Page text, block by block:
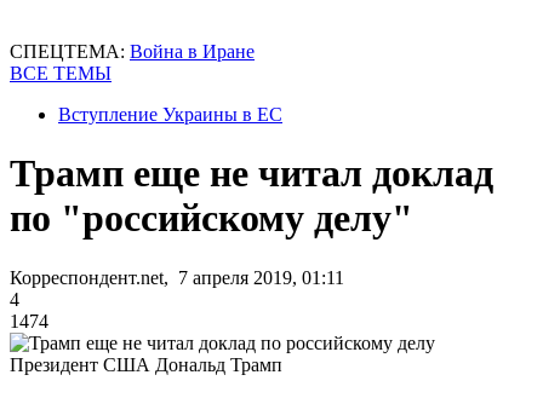
СПЕЦТЕМА: Война в Иране
ВСЕ ТЕМЫ
Вступление Украины в ЕС
Трамп еще не читал доклад
по "российскому делу"
Корреспондент.net, 7 апреля 2019, 01:11
4
1474
Президент США Дональд Трамп